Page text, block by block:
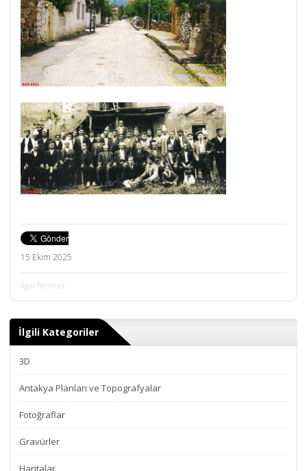
15 Ekim 2025
İlgili Terimler :
İlgili Kategoriler
3D
Antakya Planları ve Topografyalar
Fotoğraflar
Gravürler
Haritalar